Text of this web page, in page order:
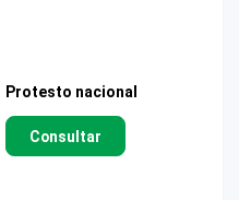
Protesto nacional
Consultar